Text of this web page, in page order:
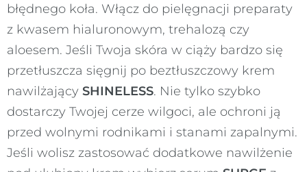
błędnego koła. Włącz do pielęgnacji preparaty
z kwasem hialuronowym, trehalozą czy
aloesem. Jeśli Twoja skóra w ciąży bardzo się
przetłuszcza sięgnij po beztłuszczowy krem
nawilżający SHINELESS. Nie tylko szybko
dostarczy Twojej cerze wilgoci, ale ochroni ją
przed wolnymi rodnikami i stanami zapalnymi.
Jeśli wolisz zastosować dodatkowe nawilżenie